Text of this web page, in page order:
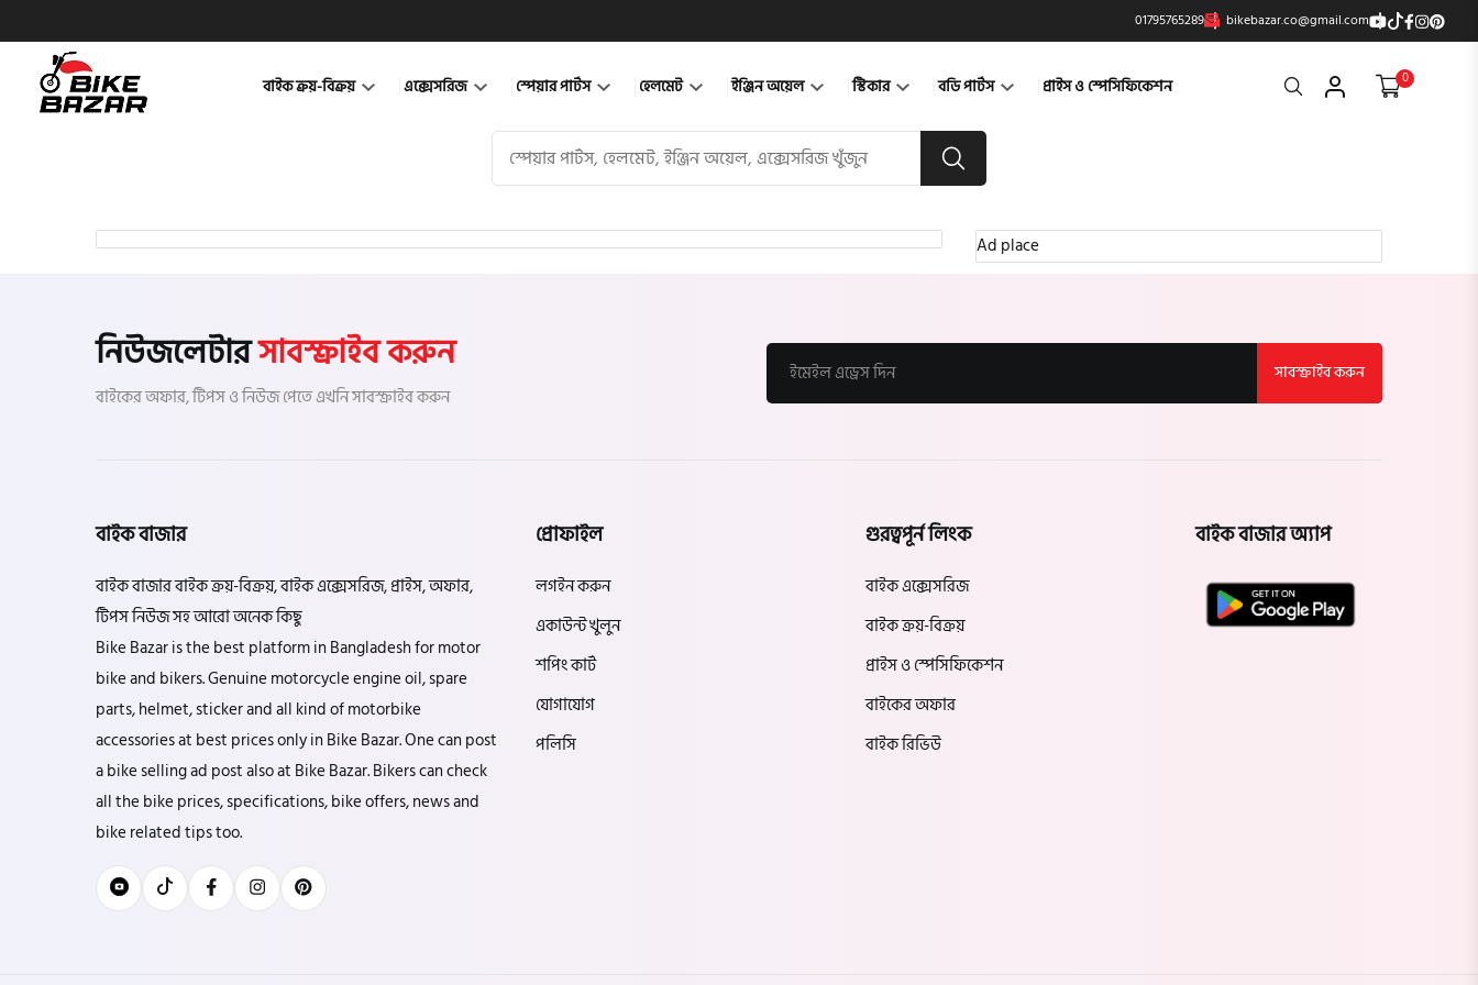
01795765289 bikebazar.co@gmail.com
বাইক ক্রয়-বিক্রয় এক্সেসরিজ স্পেয়ার পার্টস হেলমেট ইঞ্জিন অয়েল স্টিকার বডি পার্টস প্রাইস ও স্পেসিফিকেশন Search 0
Ad place
নিউজলেটারসাবস্ক্রাইব করুন
বাইকের অফার, টিপস ও নিউজ পেতে এখনি সাবস্ক্রাইব করুন
সাবস্ক্রাইব করুন
বাইক বাজার
বাইক বাজার বাইক ক্রয়-বিক্রয়, বাইক এক্সেসরিজ, প্রাইস, অফার,
টিপস নিউজ সহ আরো অনেক কিছু
Bike Bazar is the best platform in Bangladesh for motor
bike and bikers. Genuine motorcycle engine oil, spare
parts, helmet, sticker and all kind of motorbike
accessories at best prices only in Bike Bazar. One can post
a bike selling ad post also at Bike Bazar. Bikers can check
all the bike prices, specifications, bike offers, news and
bike related tips too.
প্রোফাইল
লগইন করুন
একাউন্ট খুলুন
শপিং কার্ট
যোগাযোগ
পলিসি
গুরত্বপূর্ন লিংক
বাইক এক্সেসরিজ
বাইক ক্রয়-বিক্রয়
প্রাইস ও স্পেসিফিকেশন
বাইকের অফার
বাইক রিভিউ
বাইক বাজার অ্যাপ